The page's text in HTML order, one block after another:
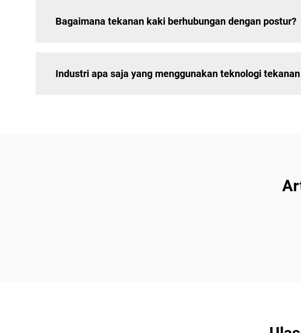
Bagaimana tekanan kaki berhubungan dengan postur?
Industri apa saja yang menggunakan teknologi